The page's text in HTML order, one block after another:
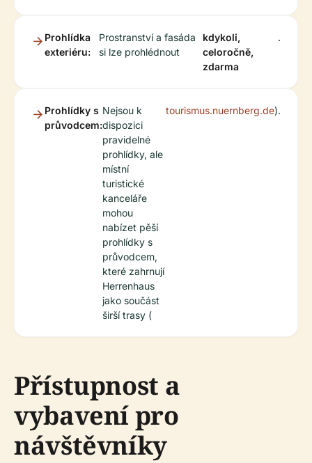
Prohlídka
exteriéru:
Prostranství a fasáda
si lze prohlédnout
kdykoli,
celoročně,
zdarma
.
Prohlídky s
průvodcem:
Nejsou k
dispozici
pravidelné
prohlídky, ale
místní
turistické
kanceláře
mohou
nabízet pěší
prohlídky s
průvodcem,
které zahrnují
Herrenhaus
jako součást
širší trasy (
tourismus.nuernberg.de).
Přístupnost a
vybavení pro
návštěvníky